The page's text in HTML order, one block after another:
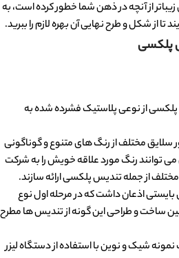
از آنچه در ذهن شما خطور کرده است، به
تا از شکل و طرح نهایی آن بهره لازم را ببرید.
پلکسی
از نوعی پلاستیک فشرده شده به
مختلف از رنگ های متنوع و گوناگونی
می توانند رنگ مورد علاقه خویش را به شرکت
از جمله تندیس پلکسی ارائه سازند.
اذعان داشت که در مرحله اول نوع
ساخت و طراحی این گونه از تندیس ها مطرح
شیک و نوین با استفاده از دستگاه لیزر